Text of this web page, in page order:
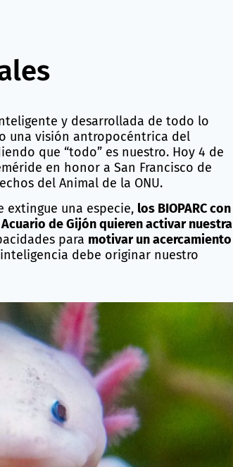
y desarrollada de todo lo
una visión antropocéntrica del
que “todo” es nuestro. Hoy 4 de
en honor a San Francisco de
del Animal de la ONU.
extingue una especie, los BIOPARC con
de Gijón quieren activar nuestra
para motivar un acercamiento
debe originar nuestro